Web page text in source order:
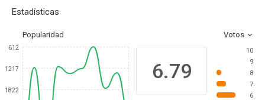
Estadísticas
Popularidad Votos
612
1217
1822
6.79
10
9
8
7
6